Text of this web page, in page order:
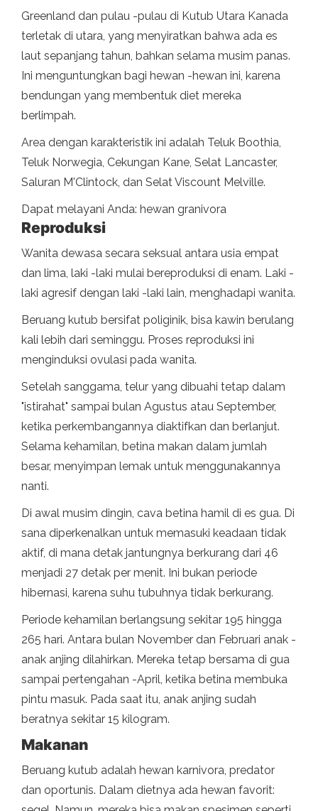
Greenland dan pulau -pulau di Kutub Utara Kanada
terletak di utara, yang menyiratkan bahwa ada es
laut sepanjang tahun, bahkan selama musim panas.
Ini menguntungkan bagi hewan -hewan ini, karena
bendungan yang membentuk diet mereka
berlimpah.
Area dengan karakteristik ini adalah Teluk Boothia,
Teluk Norwegia, Cekungan Kane, Selat Lancaster,
Saluran M'Clintock, dan Selat Viscount Melville.
Dapat melayani Anda: hewan granivora
Reproduksi
Wanita dewasa secara seksual antara usia empat
dan lima, laki -laki mulai bereproduksi di enam. Laki -
laki agresif dengan laki -laki lain, menghadapi wanita.
Beruang kutub bersifat poliginik, bisa kawin berulang
kali lebih dari seminggu. Proses reproduksi ini
menginduksi ovulasi pada wanita.
Setelah sanggama, telur yang dibuahi tetap dalam
"istirahat" sampai bulan Agustus atau September,
ketika perkembangannya diaktifkan dan berlanjut.
Selama kehamilan, betina makan dalam jumlah
besar, menyimpan lemak untuk menggunakannya
nanti.
Di awal musim dingin, cava betina hamil di es gua. Di
sana diperkenalkan untuk memasuki keadaan tidak
aktif, di mana detak jantungnya berkurang dari 46
menjadi 27 detak per menit. Ini bukan periode
hibernasi, karena suhu tubuhnya tidak berkurang.
Periode kehamilan berlangsung sekitar 195 hingga
265 hari. Antara bulan November dan Februari anak -
anak anjing dilahirkan. Mereka tetap bersama di gua
sampai pertengahan -April, ketika betina membuka
pintu masuk. Pada saat itu, anak anjing sudah
beratnya sekitar 15 kilogram.
Makanan
Beruang kutub adalah hewan karnivora, predator
dan oportunis. Dalam dietnya ada hewan favorit: